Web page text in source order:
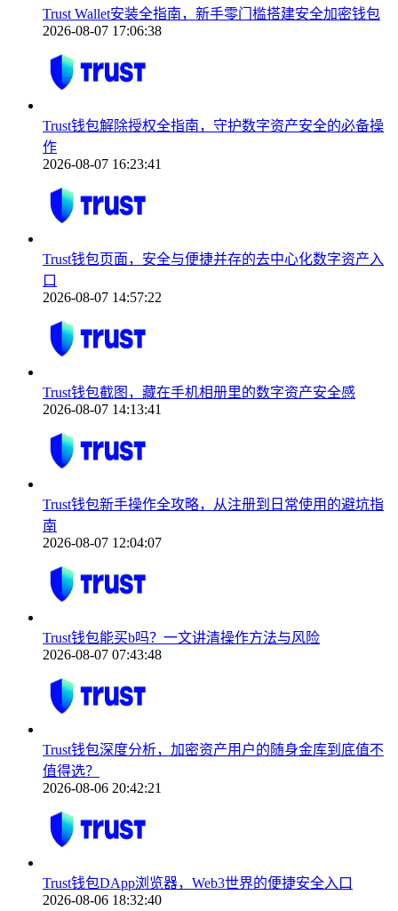
Trust Wallet安装全指南，新手零门槛搭建安全加密钱包
2026-08-07 17:06:38
Trust钱包解除授权全指南，守护数字资产安全的必备操
作
2026-08-07 16:23:41
Trust钱包页面，安全与便捷并存的去中心化数字资产入
口
2026-08-07 14:57:22
Trust钱包截图，藏在手机相册里的数字资产安全感
2026-08-07 14:13:41
Trust钱包新手操作全攻略，从注册到日常使用的避坑指
南
2026-08-07 12:04:07
Trust钱包能买b吗？一文讲清操作方法与风险
2026-08-07 07:43:48
Trust钱包深度分析，加密资产用户的随身金库到底值不
值得选？
2026-08-06 20:42:21
Trust钱包DApp浏览器，Web3世界的便捷安全入口
2026-08-06 18:32:40